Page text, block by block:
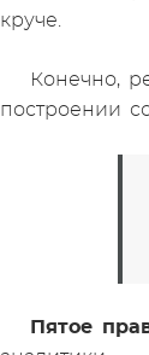
круче.
Конечно,
построении
Пятое